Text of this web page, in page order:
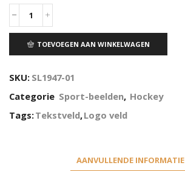
TOEVOEGEN AAN WINKELWAGEN
SKU: SL1947-01
Categorie Sport-beelden, Hockey
Tags:Tekstveld,Logo veld
AANVULLENDE INFORMATIE